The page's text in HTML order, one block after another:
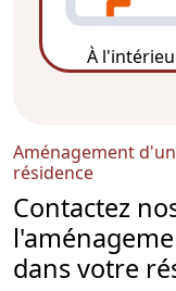
À
Aménagement
résidence
Contactez
dans votre